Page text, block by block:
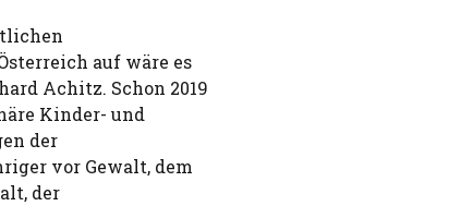
auf wäre es
Achitz. Schon 2019
Kinder- und
der
vor Gewalt, dem
der